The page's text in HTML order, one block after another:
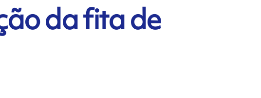
da fita de